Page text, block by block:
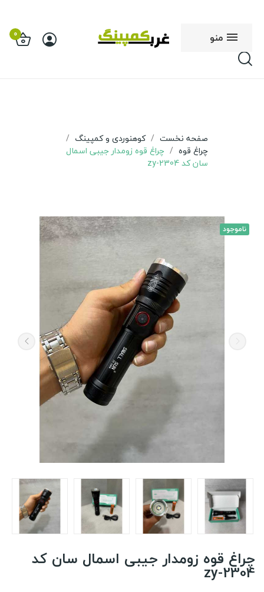
منو 0
صفحه نخست
کوهنوردی و کمپینگ
چراغ قوه
چراغ قوه زومدار جیبی اسمال
سان کد zy-2304
ناموجود
چراغ قوه زومدار جیبی اسمال سان کد
zy-2304